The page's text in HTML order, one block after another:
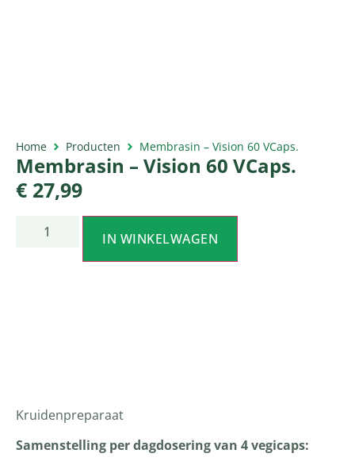
Home Producten Membrasin – Vision 60 VCaps.
Membrasin – Vision 60 VCaps.
€ 27,99
IN WINKELWAGEN
Kruidenpreparaat
Samenstelling per dagdosering van 4 vegicaps: